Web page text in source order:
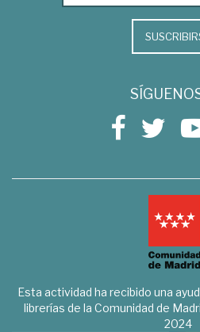
Esta actividad ha recibido una
librerías de la Comunidad de
2024